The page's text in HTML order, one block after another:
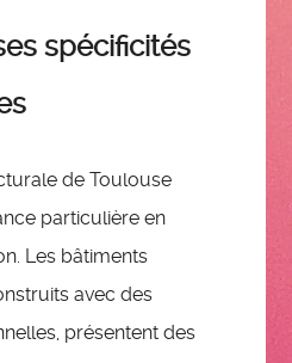
spécificités
de Toulouse
particulière en
Les bâtiments
avec des
présentent des